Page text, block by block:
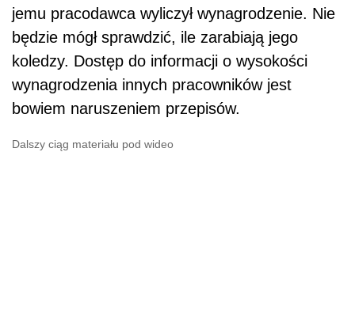
jemu pracodawca wyliczył wynagrodzenie. Nie
będzie mógł sprawdzić, ile zarabiają jego
koledzy. Dostęp do informacji o wysokości
wynagrodzenia innych pracowników jest
bowiem naruszeniem przepisów.
Dalszy ciąg materiału pod wideo